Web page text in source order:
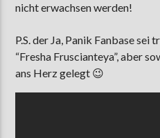
nicht erwachsen werden!
P.S. der Ja, Panik Fanbase sei
“Fresha Fruscianteya”, aber
ans Herz gelegt 😉